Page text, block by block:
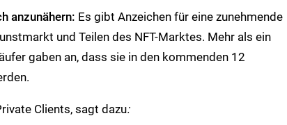
anzunähern: Es gibt Anzeichen für eine zunehmende
und Teilen des NFT-Marktes. Mehr als ein
gaben an, dass sie in den kommenden 12
Clients, sagt dazu: